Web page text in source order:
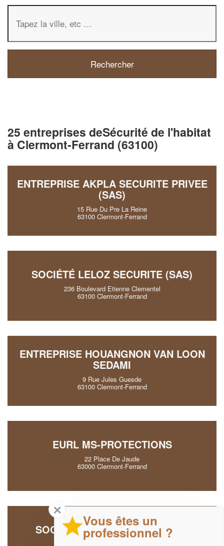
25 entreprises deSécurité de l'habitat
à Clermont-Ferrand (63100)
ENTREPRISE AKPLA SECURITE PRIVEE
(SAS)
15 Rue Du Pre La Reine
63100 Clermont-Ferrand
SOCIÉTÉ LELOZ SECURITE (SAS)
236 Boulevard Etienne Clementel
63100 Clermont-Ferrand
ENTREPRISE HOUANGNON VAN LOON
SEDAMI
9 Rue Jules Guesde
63100 Clermont-Ferrand
EURL MS-PROTECTIONS
22 Place De Jaude
63000 Clermont-Ferrand
SOCIÉTÉ AGIR SECURITE (SAS)
✕
Vous êtes un
professionnel ?